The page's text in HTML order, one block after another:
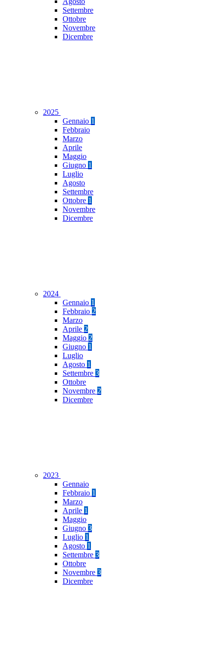
Settembre
Ottobre
Novembre
Dicembre
2025
Gennaio 1
Febbraio
Marzo
Aprile
Maggio
Giugno 1
Luglio
Agosto
Settembre
Ottobre 1
Novembre
Dicembre
2024
Gennaio 1
Febbraio 2
Marzo
Aprile 2
Maggio 2
Giugno 1
Luglio
Agosto 1
Settembre 3
Ottobre
Novembre 2
Dicembre
2023
Gennaio
Febbraio 1
Marzo
Aprile 1
Maggio
Giugno 3
Luglio 1
Agosto 1
Settembre 3
Ottobre
Novembre 3
Dicembre